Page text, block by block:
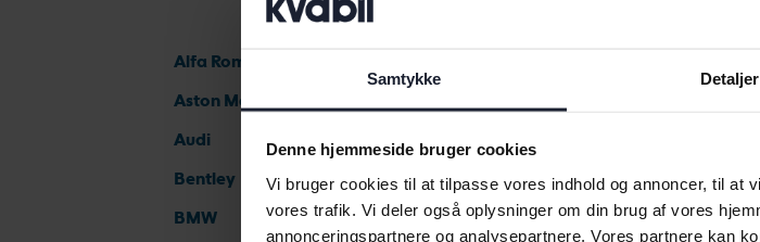
Samtykke Detaljer
Denne hjemmeside bruger cookies
Vi bruger cookies til at tilpasse vores indhold og annoncer, til at
vores trafik. Vi deler også oplysninger om din brug af vores
annonceringspartnere og analysepartnere. Vores partnere kan
Alfa Romeo
Aston Martin
Audi
Bentley
BMW
Honda
Hyundai